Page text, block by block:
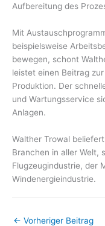
Aufbereitung des
Mit
beispielsweise
bewegen, schont
leistet einen Beitrag
Produktion. Der
und Wartungsservice
Anlagen.
Walther Trowal
Branchen in aller Welt,
Flugzeugindustrie, der
Windenergieindustrie.
← Vorheriger Beitrag